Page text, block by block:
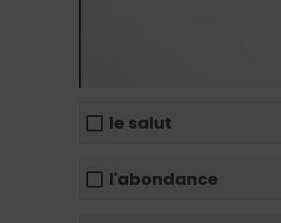
le salut
l'abondance